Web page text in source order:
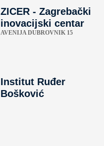
ZICER - Zagrebački
inovacijski centar
AVENIJA DUBROVNIK 15
Institut Ruđer
Bošković